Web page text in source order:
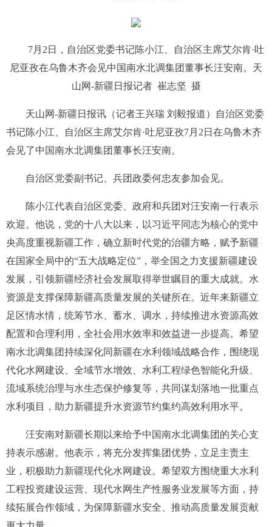
7月2日，自治区党委书记陈小江、自治区主席艾尔肯·吐
尼亚孜在乌鲁木齐会见中国南水北调集团董事长汪安南。天
山网-新疆日报记者 崔志坚 摄
天山网-新疆日报讯（记者王兴瑞 刘毅报道）自治区党委
书记陈小江、自治区主席艾尔肯·吐尼亚孜7月2日在乌鲁木齐
会见了中国南水北调集团董事长汪安南。
自治区党委副书记、兵团政委何忠友参加会见。
陈小江代表自治区党委、政府和兵团对汪安南一行表示
欢迎。他说，党的十八大以来，以习近平同志为核心的党中
央高度重视新疆工作，确立新时代党的治疆方略，赋予新疆
在国家全局中的“五大战略定位”，举全国之力支援新疆建设
发展，引领新疆经济社会发展取得举世瞩目的重大成就。水
资源是支撑保障新疆高质量发展的关键所在。近年来新疆立
足区情水情，统筹节水、蓄水、调水，持续推进水资源高效
配置和合理利用，全社会用水效率和效益进一步提高。希望
南水北调集团持续深化同新疆在水利领域战略合作，围绕现
代化水网建设、全域节水增效、水利工程绿色智能化升级、
流域系统治理与水生态保护修复等，共同谋划落地一批重点
水利项目，助力新疆提升水资源节约集约高效利用水平。
汪安南对新疆长期以来给予中国南水北调集团的关心支
持表示感谢。他表示，将充分发挥集团优势，立足主责主
业，积极助力新疆现代化水网建设。希望双方围绕重大水利
工程投资建设运营、现代水网生产性服务业发展等方面，持
续拓展合作领域，为保障新疆水安全、推动高质量发展贡献